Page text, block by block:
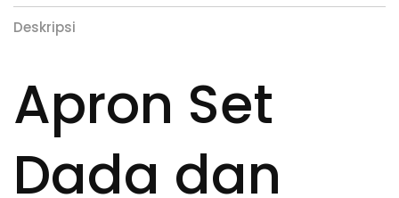
Deskripsi
Apron Set
Dada dan